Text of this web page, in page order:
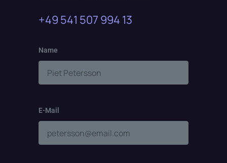
+49 541 507 994 13
Name
E-Mail